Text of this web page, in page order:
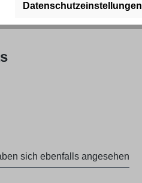
sich ebenfalls angesehen
Datenschutzeinstellungen